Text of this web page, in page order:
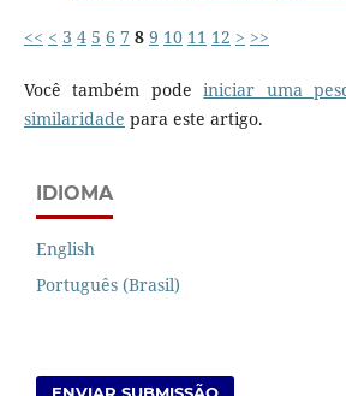
<< < 3 4 5 6 7 8 9 10 11 12 > >>
Você também podeiniciar uma
similaridade para este artigo.
IDIOMA
English
Português (Brasil)